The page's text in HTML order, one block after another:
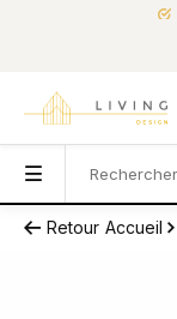
Retour Accueil